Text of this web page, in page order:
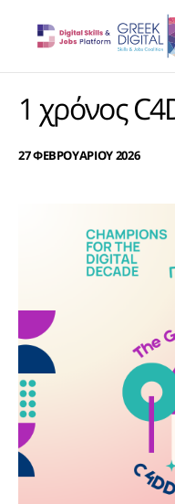
1 χρόνος
27 ΦΕΒΡΟΥΑΡΙΟΥ 2026